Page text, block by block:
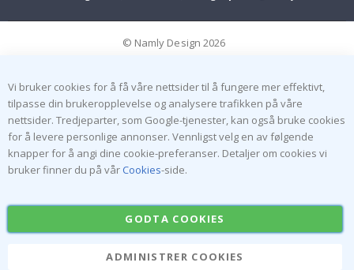
© Namly Design 2026
Vi bruker cookies for å få våre nettsider til å fungere mer effektivt,
tilpasse din brukeropplevelse og analysere trafikken på våre
nettsider. Tredjeparter, som Google-tjenester, kan også bruke cookies
for å levere personlige annonser. Vennligst velg en av følgende
knapper for å angi dine cookie-preferanser. Detaljer om cookies vi
bruker finner du på vår Cookies-side.
GODTA COOKIES
ADMINISTRER COOKIES